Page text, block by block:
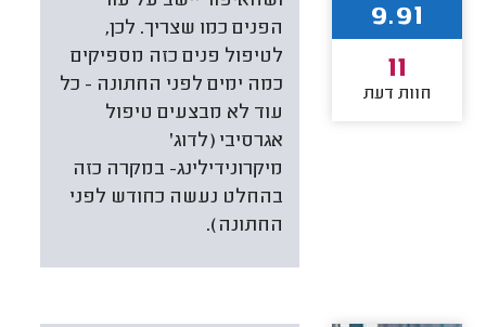
הפנים כמו שצריך. לכן,
לטיפול פנים כזה מספיקים
כמה ימים לפני החתונה - כל
עוד לא מבצעים טיפול
אגרסיבי (לדוג'
מיקרונידילינג- במקרה כזה
בהחלט נעשה כחודש לפני
החתונה).
9.91
11
חוות דעת